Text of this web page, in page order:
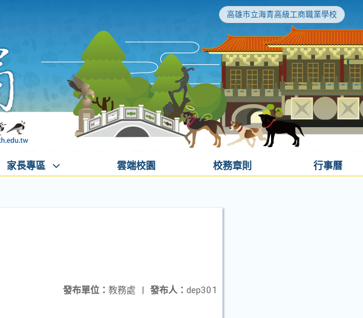
高雄市立海青高級工商職業學校
家長專區 雲端校園 校務章則 行事曆
發布人： dep301
發布單位： 教務處 |